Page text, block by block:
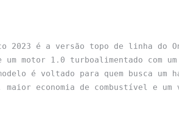
2023 é a versão topo de linha do
motor 1.0 turboalimentado com um
é voltado para quem busca um
maior economia de combustível e um